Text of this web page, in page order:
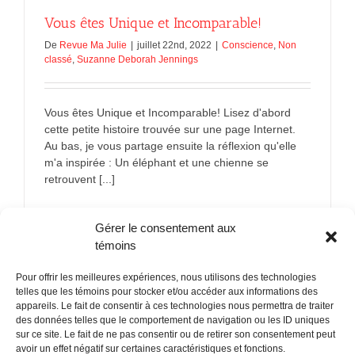
Gérer le consentement aux
témoins
Pour offrir les meilleures expériences, nous utilisons des technologies
telles que les témoins pour stocker et/ou accéder aux informations des
appareils. Le fait de consentir à ces technologies nous permettra de traiter
des données telles que le comportement de navigation ou les ID uniques
sur ce site. Le fait de ne pas consentir ou de retirer son consentement peut
avoir un effet négatif sur certaines caractéristiques et fonctions.
Vous êtes Unique et Incomparable!
De Revue Ma Julie | juillet 22nd, 2022 | Conscience, Non
classé, Suzanne Deborah Jennings
Vous êtes Unique et Incomparable! Lisez d'abord
cette petite histoire trouvée sur une page Internet.
Au bas, je vous partage ensuite la réflexion qu'elle
m'a inspirée : Un éléphant et une chienne se
retrouvent [...]
êtes
POLITIQUE CONFIDENTIALITÉES